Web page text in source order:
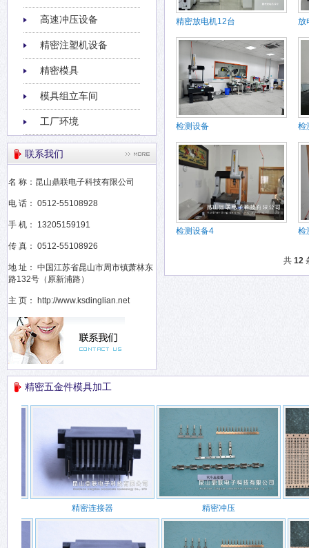
高速冲压设备
精密注塑机设备
精密模具
模具组立车间
工厂环境
精密放电机12台 放
检测设备 检
检测设备4 检
共 12
联系我们
名 称：昆山鼎联电子科技有限公司
电 话： 0512-55108928
手 机： 13205159191
传 真： 0512-55108926
地 址： 中国江苏省昆山市周市镇萧林东
路132号（原新浦路）
主 页： http://www.ksdinglian.net
精密五金件模具加工
精密连接器 精密冲压